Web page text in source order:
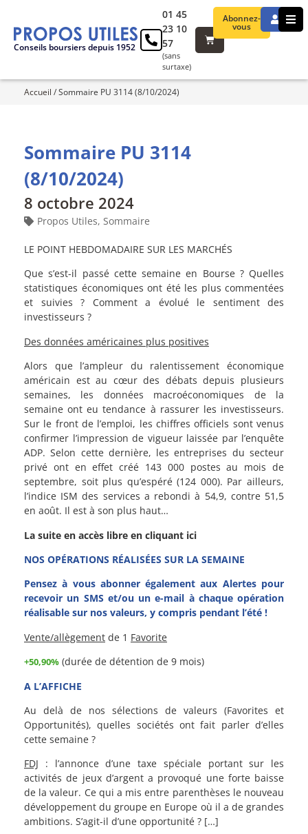
Conseils boursiers depuis 1952
Abonnez-
vous
01 45
23 10
57
(sans
surtaxe)
Accueil /Sommaire PU 3114 (8/10/2024)
Sommaire PU 3114
(8/10/2024)
8 octobre 2024
Propos Utiles, Sommaire
LE POINT HEBDOMADAIRE SUR LES MARCHÉS
Que s’est-il passé cette semaine en Bourse ? Quelles
statistiques économiques ont été les plus commentées
et suivies ? Comment a évolué le sentiment des
investisseurs ?
Des données américaines plus positives
Alors que l’ampleur du ralentissement économique
américain est au cœur des débats depuis plusieurs
semaines, les données macroéconomiques de la
semaine ont eu tendance à rassurer les investisseurs.
Sur le front de l’emploi, les chiffres officiels sont venus
confirmer l’impression de vigueur laissée par l’enquête
ADP. Selon cette dernière, les entreprises du secteur
privé ont en effet créé 143 000 postes au mois de
septembre, soit plus qu’espéré (124 000). Par ailleurs,
l’indice ISM des services a rebondi à 54,9, contre 51,5
en août. Il est à son plus haut…
La suite en accès libre en cliquant ici
NOS OPÉRATIONS RÉALISÉES SUR LA SEMAINE
Pensez à vous abonner également aux Alertes pour
recevoir un SMS et/ou un e-mail à chaque opération
réalisable sur nos valeurs, y compris pendant l’été !
Vente/allègement de 1 Favorite
+50,90% (durée de détention de 9 mois)
A L’AFFICHE
Au delà de nos sélections de valeurs (Favorites et
Opportunités), quelles sociétés ont fait parler d’elles
cette semaine ?
FDJ : l’annonce d’une taxe spéciale portant sur les
activités de jeux d’argent a provoqué une forte baisse
de la valeur. Ce qui a mis entre parenthèses le nouveau
développement du groupe en Europe où il a de grandes
ambitions. S’agit-il d’une opportunité ? […]